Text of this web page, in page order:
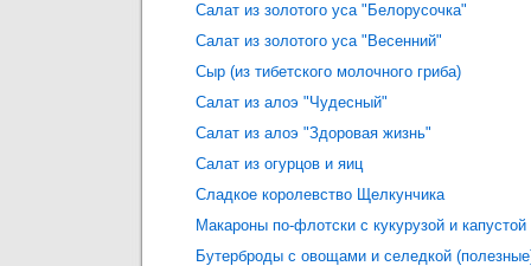
Салат из золотого уса "Белорусочка"
Салат из золотого уса "Весенний"
Сыр (из тибетского молочного гриба)
Салат из алоэ "Чудесный"
Салат из алоэ "Здоровая жизнь"
Салат из огурцов и яиц
Сладкое королевство Щелкунчика
Макароны по-флотски с кукурузой и капустой
Бутерброды с овощами и селедкой